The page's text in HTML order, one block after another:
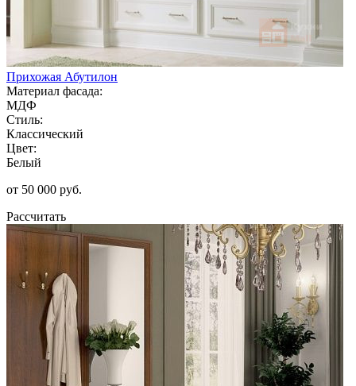
Прихожая Абутилон
Материал фасада:
МДФ
Стиль:
Классический
Цвет:
Белый
от 50 000 руб.
Рассчитать